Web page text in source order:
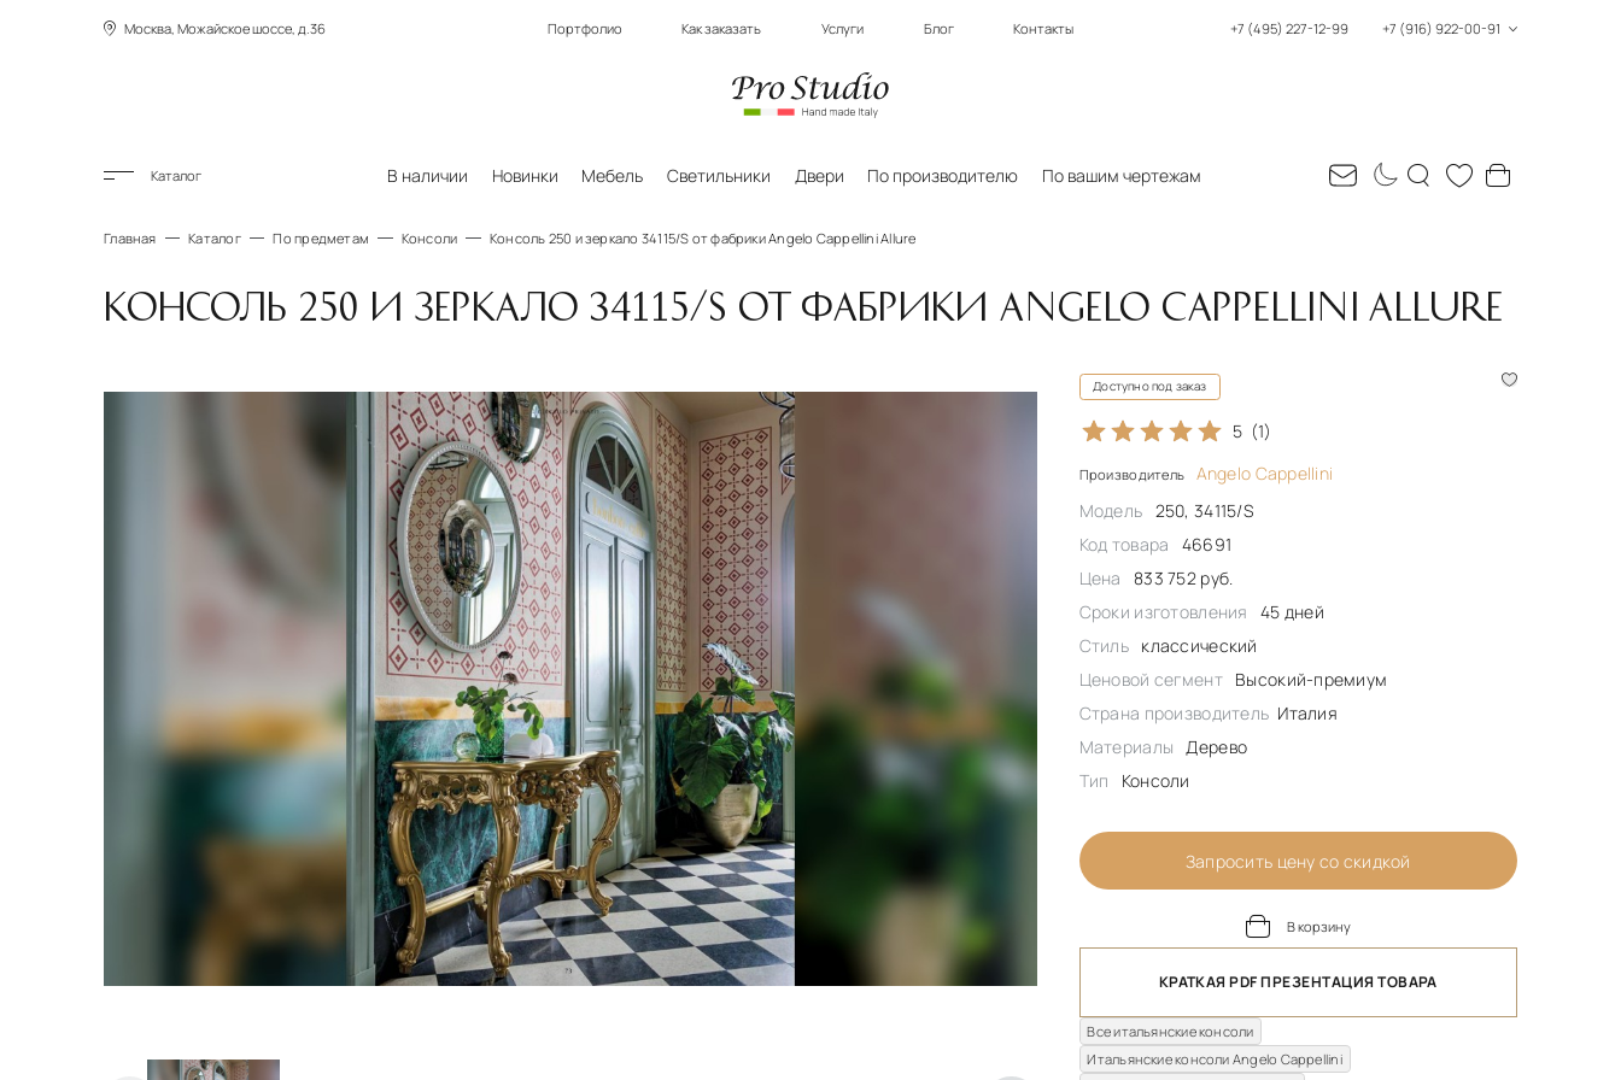
Москва, Можайское шоссе, д.36 Портфолио Как заказать Услуги Блог Контакты +7 (495) 227-12-99 +7 (916) 922-00-91
Каталог В наличии Новинки Мебель Светильники Двери По производителю По вашим чертежам
Главная Каталог По предметам Консоли Консоль 250 и зеркало 34115/S от фабрики Angelo Cappellini Allure
КОНСОЛЬ 250 И ЗЕРКАЛО 34115/S ОТ ФАБРИКИ ANGELO CAPPELLINI ALLURE
Доступно под заказ
5 (1)
Производитель
Angelo Cappellini
Модель 250, 34115/S
Код товара
46691
Цена
833 752 руб.
Сроки изготовления
45 дней
Стиль классический
Ценовой сегмент Высокий-премиум
Страна производитель Италия
Материалы
Дерево
Тип
Консоли
Запросить цену со скидкой
В корзину
КРАТКАЯ PDF ПРЕЗЕНТАЦИЯ ТОВАРА
Все итальянские консоли
Итальянские консоли Angelo Cappellini